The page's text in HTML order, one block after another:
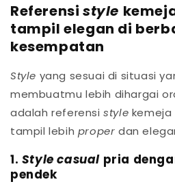
Referensi style
tampil elegan di
kesempatan
Style yang sesuai di situasi
membuatmu lebih dihargai
adalah referensistyle kemeja
tampil lebih proper dan
1. Style casual pria
pendek